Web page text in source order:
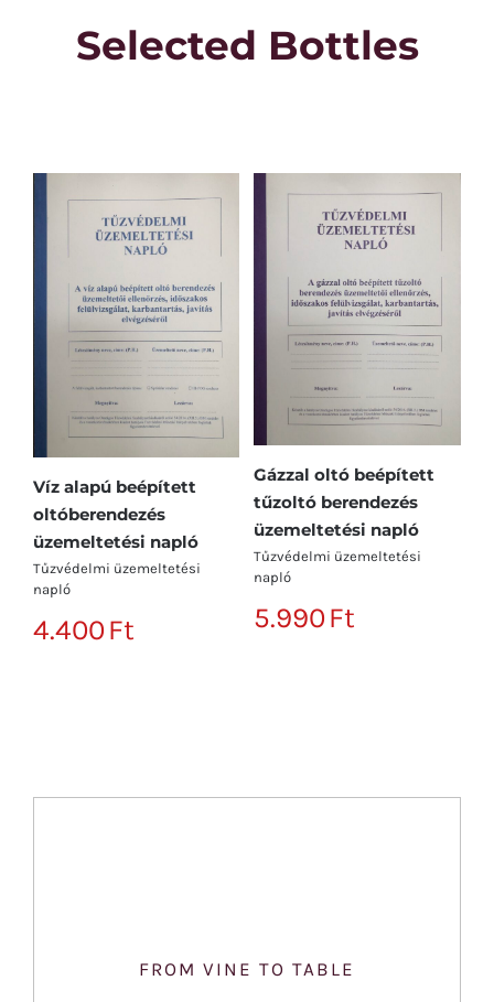
Selected Bottles
Víz alapú beépített
oltóberendezés
üzemeltetési napló
Tűzvédelmi üzemeltetési
napló
4.400Ft
Gázzal oltó beépített
tűzoltó berendezés
üzemeltetési napló
Tűzvédelmi üzemeltetési
napló
5.990Ft
FROM VINE TO TABLE